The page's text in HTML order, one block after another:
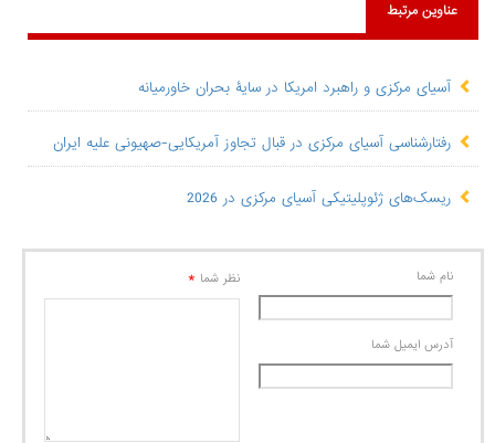
عناوین مرتبط
آسیای مرکزی و راهبرد امریکا در سایۀ بحران خاورمیانه
رفتارشناسی آسیای مرکزی در قبال تجاوز آمریکایی-صهیونی علیه ایران
ریسک‌های ژئوپلیتیکی آسیای مرکزی در 2026
نام شما
آدرس ايميل شما
نظر شما *